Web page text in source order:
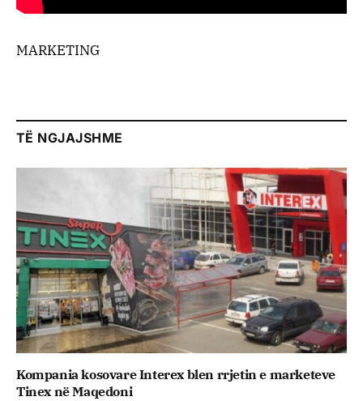
MARKETING
TË NGJAJSHME
Kompania kosovare Interex blen rrjetin e marketeve
Tinex në Maqedoni